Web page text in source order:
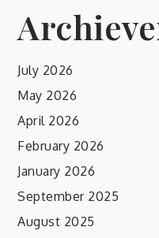
July 2026
May 2026
April 2026
February 2026
January 2026
September 2025
August 2025